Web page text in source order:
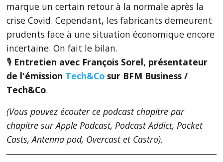
marque un certain retour à la normale après la
crise Covid. Cependant, les fabricants demeurent
prudents face à une situation économique encore
incertaine. On fait le bilan.
🎙 Entretien avec François Sorel, présentateur
de l'émission Tech&Co sur BFM Business /
Tech&Co.
(Vous pouvez écouter ce podcast chapitre par
chapitre sur Apple Podcast, Podcast Addict, Pocket
Casts, Antenna pod, Overcast et Castro).